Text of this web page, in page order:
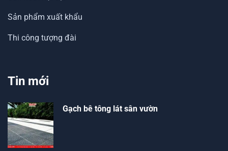
Sản phẩm xuất khẩu
Thi công tượng đài
Tin mới
Gạch bê tông lát sân vườn